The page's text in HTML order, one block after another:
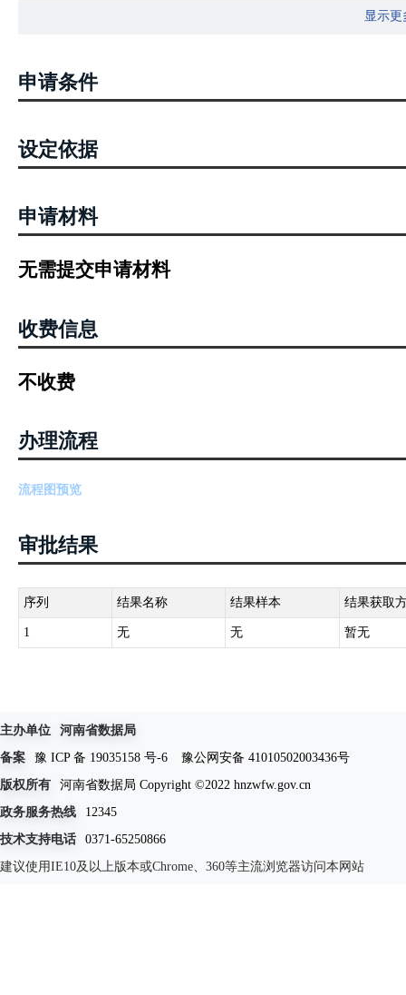
显示更
申请条件
设定依据
申请材料
无需提交申请材料
收费信息
不收费
办理流程
流程图预览
审批结果
序列 结果名称 结果样本 结果获取
1 无 无 暂无
主办单位
河南省数据局
备案
豫 ICP 备 19035158 号-6
豫公网安备 41010502003436号
版权所有
河南省数据局 Copyright ©2022 hnzwfw.gov.cn
政务服务热线
12345
技术支持电话
0371-65250866
建议使用IE10及以上版本或Chrome、360等主流浏览器访问本网站